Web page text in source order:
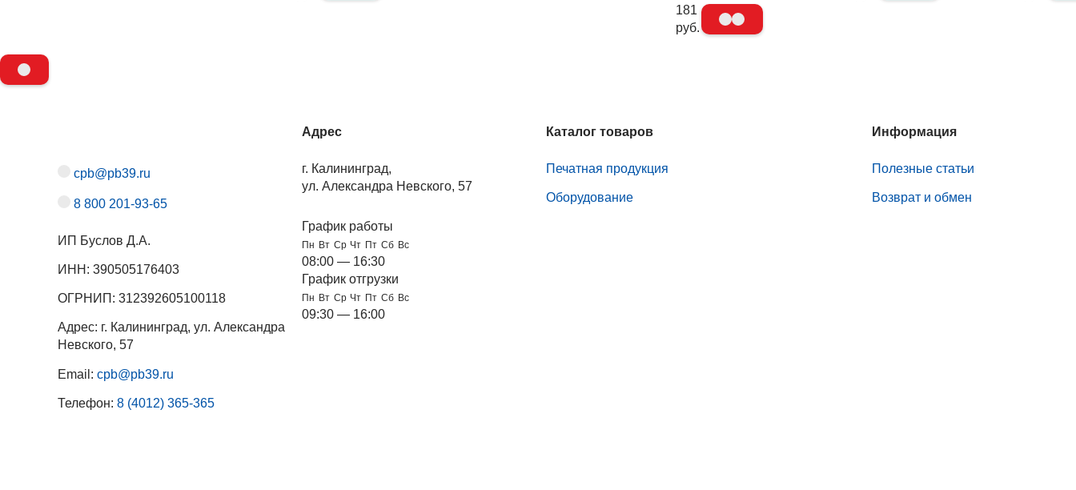
181
руб.
cpb@pb39.ru
8 800 201-93-65
ИП Буслов Д.А.
ИНН: 390505176403
ОГРНИП: 312392605100118
Адрес: г. Калининград, ул. Александра
Невского, 57
Email: cpb@pb39.ru
Телефон: 8 (4012) 365-365
Адрес
г. Калининград,
ул. Александра Невского, 57
График работы
Пн Вт Ср Чт Пт Сб Вс
08:00 — 16:30
График отгрузки
Пн Вт Ср Чт Пт Сб Вс
09:30 — 16:00
Каталог товаров
Печатная продукция
Оборудование
Информация
Полезные статьи
Возврат и обмен